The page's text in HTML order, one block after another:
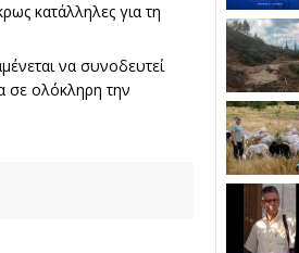
κατάλληλες για τη
να συνοδευτεί
σε ολόκληρη την